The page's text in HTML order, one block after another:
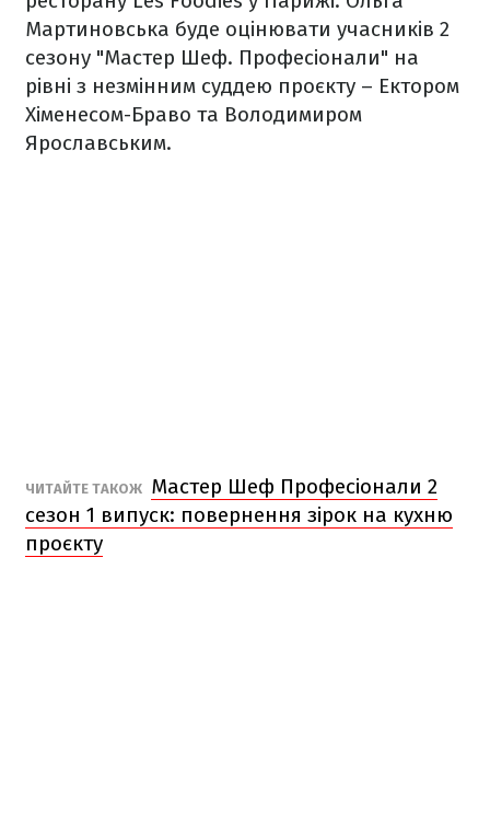
Мартиновська буде оцінювати учасників 2
сезону "Мастер Шеф. Професіонали" на
рівні з незмінним суддею проєкту – Ектором
Хіменесом-Браво та Володимиром
Ярославським.
ЧИТАЙТЕ ТАКОЖ Мастер Шеф Професіонали 2
сезон 1 випуск: повернення зірок на кухню
проєкту